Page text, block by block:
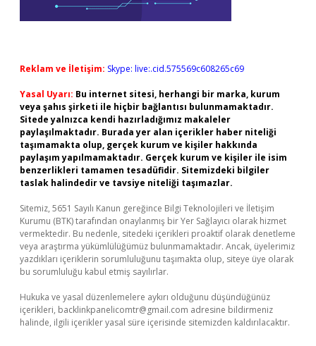
Reklam ve İletişim: Skype: live:.cid.575569c608265c69
Yasal Uyarı: Bu internet sitesi, herhangi bir marka, kurum
veya şahıs şirketi ile hiçbir bağlantısı bulunmamaktadır.
Sitede yalnızca kendi hazırladığımız makaleler
paylaşılmaktadır. Burada yer alan içerikler haber niteliği
taşımamakta olup, gerçek kurum ve kişiler hakkında
paylaşım yapılmamaktadır. Gerçek kurum ve kişiler ile isim
benzerlikleri tamamen tesadüfidir. Sitemizdeki bilgiler
taslak halindedir ve tavsiye niteliği taşımazlar.
Sitemiz, 5651 Sayılı Kanun gereğince Bilgi Teknolojileri ve İletişim
Kurumu (BTK) tarafından onaylanmış bir Yer Sağlayıcı olarak hizmet
vermektedir. Bu nedenle, sitedeki içerikleri proaktif olarak denetleme
veya araştırma yükümlülüğümüz bulunmamaktadır. Ancak, üyelerimiz
yazdıkları içeriklerin sorumluluğunu taşımakta olup, siteye üye olarak
bu sorumluluğu kabul etmiş sayılırlar.
Hukuka ve yasal düzenlemelere aykırı olduğunu düşündüğünüz
içerikleri, backlinkpanelicomtr@gmail.com adresine bildirmeniz
halinde, ilgili içerikler yasal süre içerisinde sitemizden kaldırılacaktır.